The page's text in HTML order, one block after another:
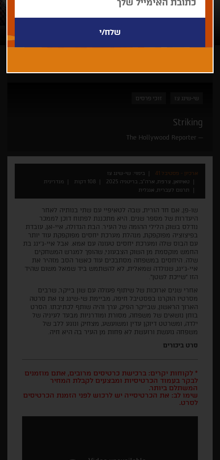
שי-שינג צו זוכי פרסים
Striking
The Hollywood Reporter
ארכיון - פסטיבל 41
בימוי: שי-שינג צו
טאיוואן, צרפת, ארה"ב, בריטניה 2025
108 דקות
מנדרינית
תרגום לעברית, אנגלית
שו-פן, אם חד הורית, שבה לטאיפיי עם שתי בנותיה לאחר
היעדרות של מספר שנים. היא מתכננת לפתוח דוכן לממכר
נודלס בשוק הלילי ההומה של העיר. הבת הגדולה, איי-אן, עובדת
בפיצוציה מפוקפקת, מנהלת מערכת יחסים מפוקפקת עוד יותר
עם הבוס שלה ומערכת יחסים טעונה עם אמא. אבל איי-ג'ינג בת
החמש מוקסמת מן השוק הצבעוני, שהופך למגרש המשחקים
שלה. היחסים במשפחה מסתבכים עוד כאשר הסב מזהיר את
איי-ג'ינג, שנולדה שמאלית, לא להשתמש ביד שמאל משום שהיד
הזו "שייכת לשטן".
אחרי שנים ארוכות של שיתוף פעולה עם שון בייקר, שרבים
מסרטיו הוקרנו בפסטיבל חיפה, מביימת שי-שינג צו את סרטה
הארוך הראשון, שבייקר הפיק, ערך והיה שותף לכתיבתו. הסרט
בוחן נושאים של משפחה, מסורת ומודרניות מבעד לעיניה של
ילדה, ומשרטט דיוקן עדין ומשועשע, מצחיק ונוגע ללב של
משפחה גועשת ורועשת לא פחות מן העיר בה היא חיה.
סרט ביכורים
* לקוחות יקרים: ברכישת כרטיסים מרובים, אתם מוזמנים
לבקר בעמוד הכרטיסיות ומבצעים לקבלת המחיר
המשתלם ביותר.
שימו לב: את הכרטיסייה יש לרכוש לפני הזמנת הכרטיסים
לסרט.